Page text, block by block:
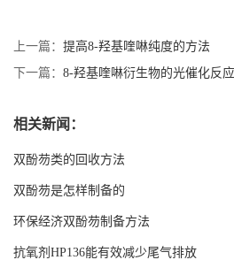
上一篇： 提高8-羟基喹啉纯度的方法
下一篇： 8-羟基喹啉衍生物的光催化反
相关新闻：
双酚芴类的回收方法
双酚芴是怎样制备的
环保经济双酚芴制备方法
抗氧剂HP136能有效减少尾气排放